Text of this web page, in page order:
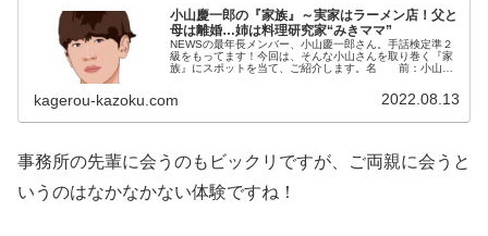
小山慶一郎の『家族』～実家はラーメン店！父と
母は離婚…姉は料理研究家“みきママ”
NEWSの最年長メンバー、小山慶一郎さん。手話検定準２
級をもってます！今回は、そんな小山さんを取り巻く『家
族』にスポットを当て、ご紹介します。名 前：小山慶
kagerou-kazoku.com 2022.08.13
事務所の先輩に会うのもビックリですが、ご両親に会うと
いうのはなかなかない体験ですね！